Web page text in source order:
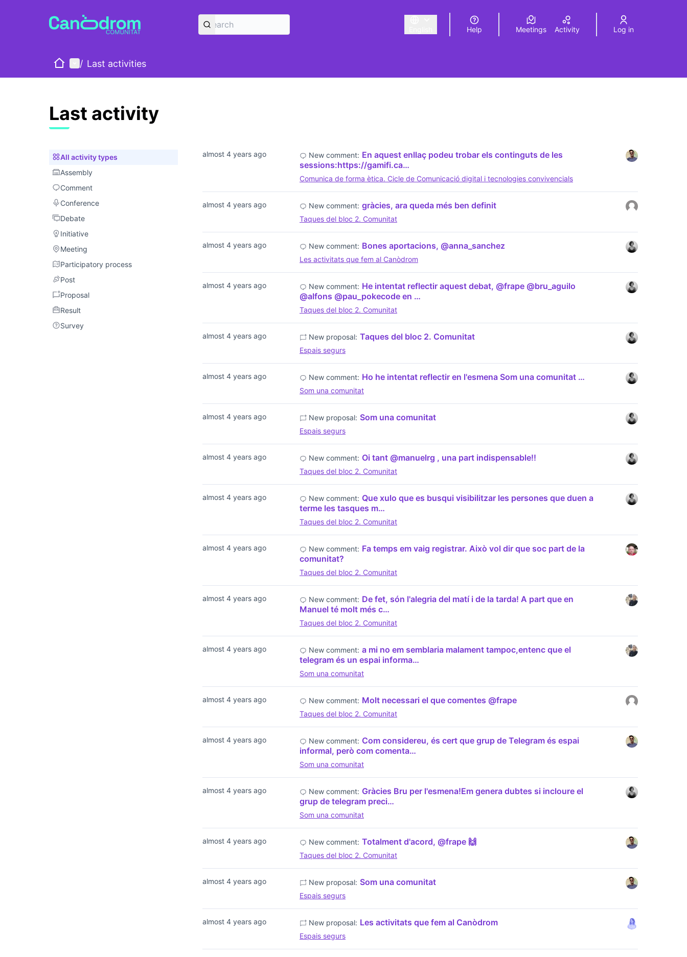
Triar la llengua Elegir el idiomaChoose language
Help Meetings Activity Log in
HomeMain menu
/ Last activities
Last activity
All activity types
All activity types
Assembly
Assembly
Comment
Comment
Conference
Conference
DebateDebate
Initiative
Initiative
Meeting
Meeting
Participatory process
Participatory process
PostPost
Proposal
Proposal
ResultResult
SurveySurvey
almost 4 years ago New comment: En aquest enllaç podeu trobar els continguts de les
sessions:https://gamifi.ca…
Comunica de forma ètica. Cicle de Comunicació digital i tecnologies convivencials
almost 4 years ago New comment: gràcies, ara queda més ben definit
Taques del bloc 2. Comunitat
almost 4 years ago New comment: Bones aportacions, @anna_sanchez
Les activitats que fem al Canòdrom
almost 4 years ago New comment: He intentat reflectir aquest debat, @frape @bru_aguilo
@alfons @pau_pokecode en …
Taques del bloc 2. Comunitat
almost 4 years ago New proposal: Taques del bloc 2. Comunitat
Espais segurs
almost 4 years ago New comment: Ho he intentat reflectir en l'esmena Som una comunitat …
Som una comunitat
almost 4 years ago New proposal: Som una comunitat
Espais segurs
almost 4 years ago New comment: Oi tant @manuelrg , una part indispensable!!
Taques del bloc 2. Comunitat
almost 4 years ago New comment: Que xulo que es busqui visibilitzar les persones que duen a
terme les tasques m…
Taques del bloc 2. Comunitat
almost 4 years ago New comment: Fa temps em vaig registrar. Això vol dir que soc part de la
comunitat?
Taques del bloc 2. Comunitat
almost 4 years ago New comment: De fet, són l'alegria del matí i de la tarda! A part que en
Manuel té molt més c…
Taques del bloc 2. Comunitat
almost 4 years ago New comment: a mi no em semblaria malament tampoc,entenc que el
telegram és un espai informa…
Som una comunitat
almost 4 years ago New comment: Molt necessari el que comentes @frape
Taques del bloc 2. Comunitat
almost 4 years ago New comment: Com considereu, és cert que grup de Telegram és espai
informal, però com comenta…
Som una comunitat
almost 4 years ago New comment: Gràcies Bru per l'esmena!Em genera dubtes si incloure el
grup de telegram preci…
Som una comunitat
almost 4 years ago New comment: Totalment d'acord, @frape 🙌
Taques del bloc 2. Comunitat
almost 4 years ago New proposal: Som una comunitat
Espais segurs
almost 4 years ago New proposal: Les activitats que fem al Canòdrom
Espais segurs